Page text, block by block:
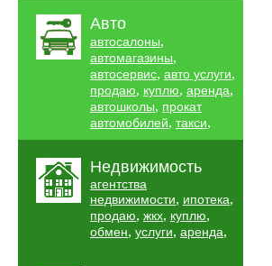
Авто
автосалоны,
автомагазины,
автосервис, авто услуги,
продаю, куплю, аренда,
автошколы, прокат
автомобилей, такси,
Недвижимость
агентства
недвижимости, ипотека,
продаю, жкх, куплю,
обмен, услуги, аренда,